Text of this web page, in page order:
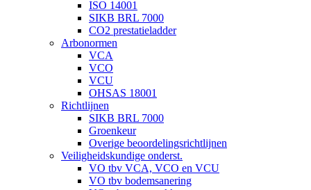
ISO 14001
SIKB BRL 7000
CO2 prestatieladder
Arbonormen
VCA
VCO
VCU
OHSAS 18001
Richtlijnen
SIKB BRL 7000
Groenkeur
Overige beoordelingsrichtlijnen
Veiligheidskundige onderst.
VO tbv VCA, VCO en VCU
VO tbv bodemsanering